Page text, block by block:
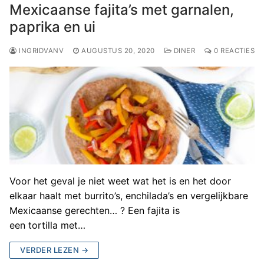
Mexicaanse fajita’s met garnalen,
paprika en ui
INGRIDVANV AUGUSTUS 20, 2020 DINER 0 REACTIES
Voor het geval je niet weet wat het is en het door
elkaar haalt met burrito’s, enchilada’s en vergelijkbare
Mexicaanse gerechten… ? Een fajita is
een tortilla met…
VERDER LEZEN →